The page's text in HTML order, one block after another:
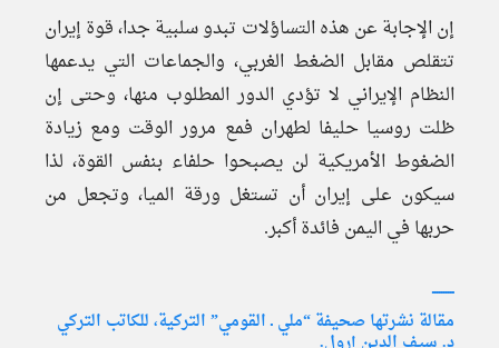
إن الإجابة عن هذه التساؤلات تبدو سلبية جدا، قوة إيران
تتقلص مقابل الضغط الغربي، والجماعات التي يدعمها
النظام الإيراني لا تؤدي الدور المطلوب منها، وحتى إن
ظلت روسيا حليفا لطهران فمع مرور الوقت ومع زيادة
الضغوط الأمريكية لن يصبحوا حلفاء بنفس القوة، لذا
سيكون على إيران أن تستغل ورقة الميا، وتجعل من
حربها في اليمن فائدة أكبر.
ــــــــــ
مقالة نشرتها صحيفة “ملي ـ القومي” التركية، للكاتب التركي